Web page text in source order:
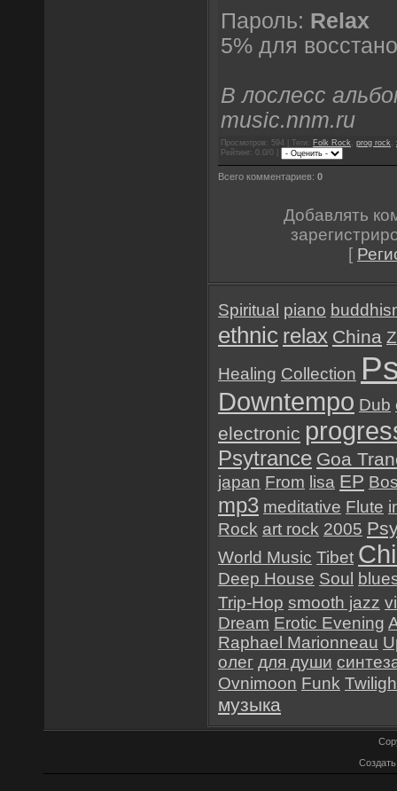
Пароль: Relax
5% для
В лослесс
music.nnm.ru
Просмотров: 594 | Теги: Folk Rock prog rock
Рейтинг: 0.0/0 |
Всего комментариев: 0
Добавлять
[
Spiritual piano
ethnic relax China
Healing Collection
Downtempo Dub
electronic
Psytrance Goa
japan From lisa EP
mp3 meditative Flute
Rock art rock 2005
World Music Tibet
Deep House Soul
Trip-Hop smooth jazz
Dream Erotic Evening
Raphael Marionneau
олег для души
Ovnimoon Funk
музыка